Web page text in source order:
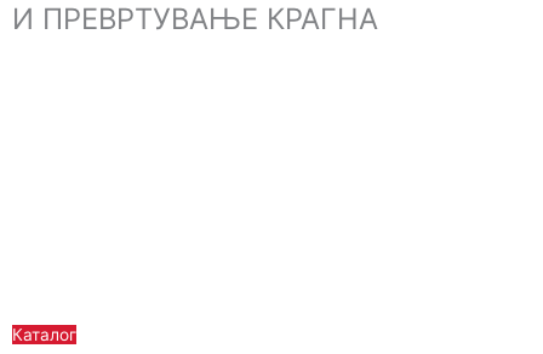
И ПРЕВРТУВАЊЕ КРАГНА
Каталог